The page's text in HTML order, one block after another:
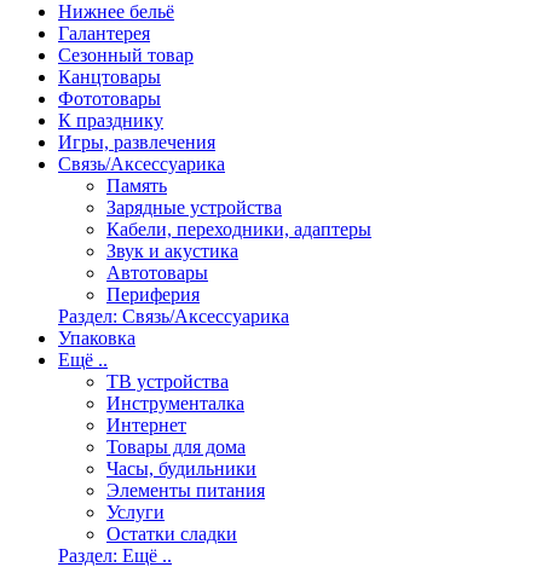
Нижнее бельё
Галантерея
Сезонный товар
Канцтовары
Фототовары
К празднику
Игры, развлечения
Связь/Аксессуарика
Память
Зарядные устройства
Кабели, переходники, адаптеры
Звук и акустика
Автотовары
Периферия
Раздел: Связь/Аксессуарика
Упаковка
Ещё ..
ТВ устройства
Инструменталка
Интернет
Товары для дома
Часы, будильники
Элементы питания
Услуги
Остатки сладки
Раздел: Ещё ..